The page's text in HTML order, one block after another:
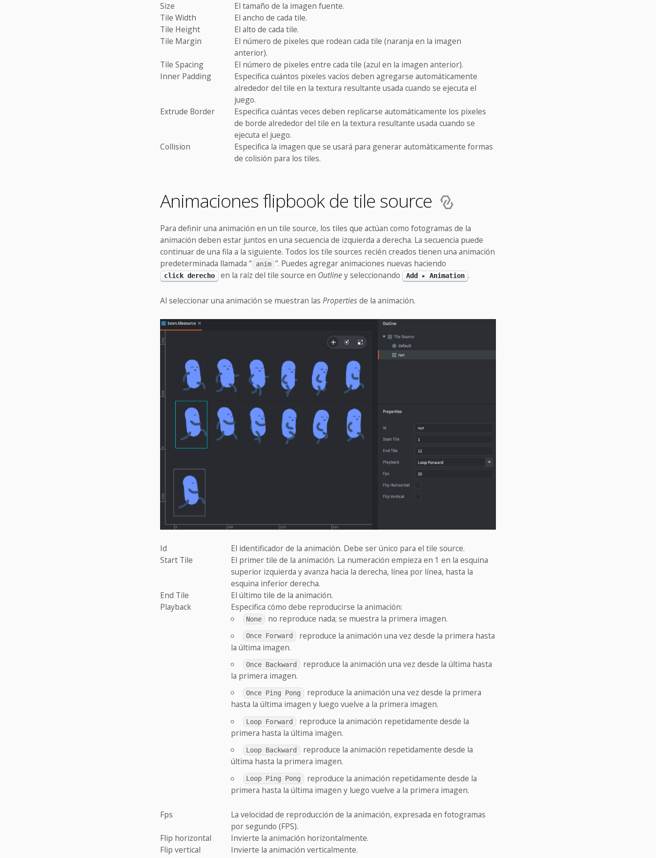
Size
El tamaño de la imagen fuente.
Tile Width
El ancho de cada tile.
Tile Height
El alto de cada tile.
Tile Margin
El número de pixeles que rodean cada tile (naranja en la imagen
anterior).
Tile Spacing
El número de pixeles entre cada tile (azul en la imagen anterior).
Inner Padding
Especifica cuántos pixeles vacíos deben agregarse automáticamente
alrededor del tile en la textura resultante usada cuando se ejecuta el
juego.
Extrude Border
Especifica cuántas veces deben replicarse automáticamente los pixeles
de borde alrededor del tile en la textura resultante usada cuando se
ejecuta el juego.
Collision
Especifica la imagen que se usará para generar automáticamente formas
de colisión para los tiles.
Animaciones flipbook de tile source
Para definir una animación en un tile source, los tiles que actúan como fotogramas de la
animación deben estar juntos en una secuencia de izquierda a derecha. La secuencia puede
continuar de una fila a la siguiente. Todos los tile sources recién creados tienen una animación
predeterminada llamada “
anim ”. Puedes agregar animaciones nuevas haciendo
click derecho en la raíz del tile source en Outliney seleccionando Add ▸ Animation .
Al seleccionar una animación se muestran las Propertiesde la animación.
Id
El identificador de la animación. Debe ser único para el tile source.
Start Tile
El primer tile de la animación. La numeración empieza en 1 en la esquina
superior izquierda y avanza hacia la derecha, línea por línea, hasta la
esquina inferior derecha.
End Tile
El último tile de la animación.
Playback
Especifica cómo debe reproducirse la animación:
None no reproduce nada; se muestra la primera imagen.
Once Forward
reproduce la animación una vez desde la primera hasta
la última imagen.
Once Backward
reproduce la animación una vez desde la última hasta
la primera imagen.
Once Ping Pong
reproduce la animación una vez desde la primera
hasta la última imagen y luego vuelve a la primera imagen.
Loop Forward
reproduce la animación repetidamente desde la
primera hasta la última imagen.
Loop Backward
reproduce la animación repetidamente desde la
última hasta la primera imagen.
Loop Ping Pong
reproduce la animación repetidamente desde la
primera hasta la última imagen y luego vuelve a la primera imagen.
Fps
La velocidad de reproducción de la animación, expresada en fotogramas
por segundo (FPS).
Flip horizontal
Invierte la animación horizontalmente.
Flip vertical
Invierte la animación verticalmente.